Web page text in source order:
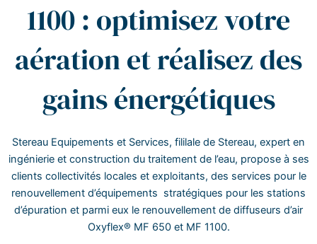
1100 : optimisez votre
aération et réalisez des
gains énergétiques
Stereau Equipements et Services, fililale de Stereau, expert en
ingénierie et construction du traitement de l’eau, propose à ses
clients collectivités locales et exploitants, des services pour le
renouvellement d’équipements stratégiques pour les stations
d’épuration et parmi eux le renouvellement de diffuseurs d’air
Oxyflex® MF 650 et MF 1100.